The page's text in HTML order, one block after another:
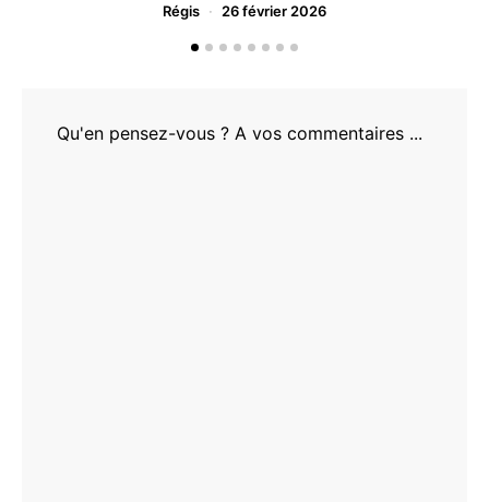
Régis 26 février 2026
Qu'en pensez-vous ? A vos commentaires ...